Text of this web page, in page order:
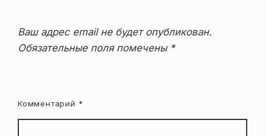
Ваш адрес email не будет опубликован.
Обязательные поля помечены *
Комментарий *